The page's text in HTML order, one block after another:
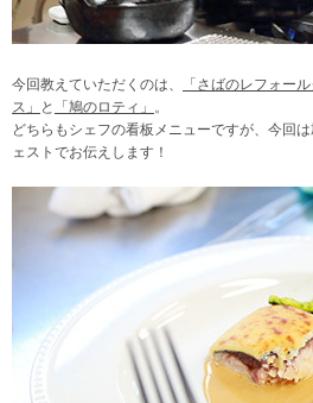
今回教えていただくのは、
「さばのレフォー
ス」
と 「鳩のロティ」 。
どちらもシェフの看板メニューですが、今回
ェストでお伝えします！